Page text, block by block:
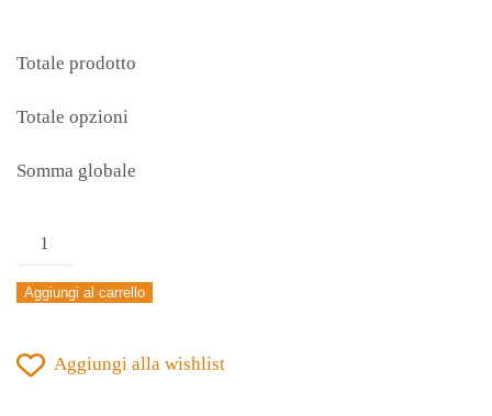
Totale prodotto
Totale opzioni
Somma globale
MAGLIA
JOMA
COMBI
LUNGA
Aggiungi al carrello
Aggiungi alla wishlist